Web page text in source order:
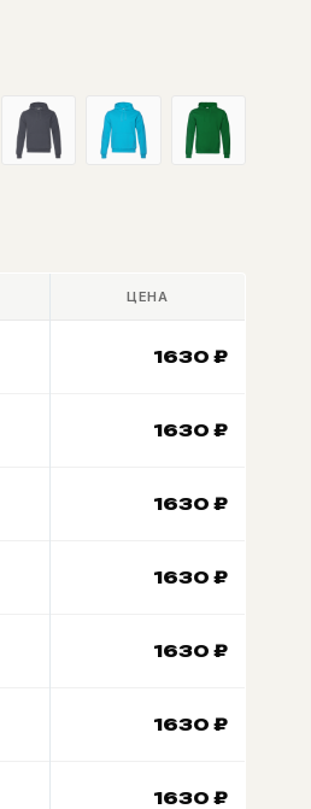
ЦЕНА
1630 ₽
1630 ₽
1630 ₽
1630 ₽
1630 ₽
1630 ₽
1630 ₽